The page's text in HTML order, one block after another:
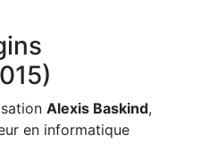
Alexis Baskind,
en informatique